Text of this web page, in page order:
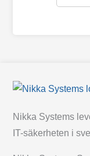
Nikka Systems
IT-säkerheten i